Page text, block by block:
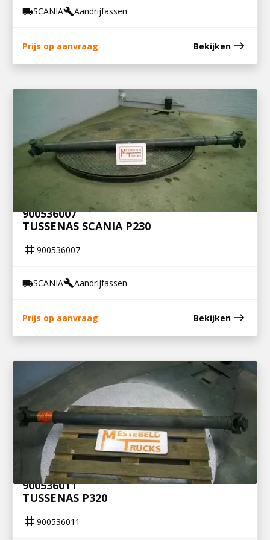
local_shippingSCANIAbuildAandrijfassen
Prijs op aanvraag Bekijken east
900536007
TUSSENAS SCANIA P230
tag 900536007
local_shippingSCANIAbuildAandrijfassen
Prijs op aanvraag Bekijken east
900536011
TUSSENAS P320
tag 900536011